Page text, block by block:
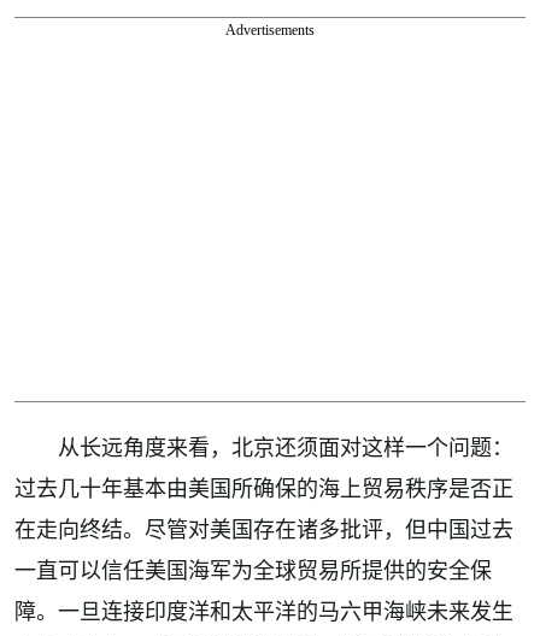
Advertisements
从长远角度来看，北京还须面对这样一个问题：
过去几十年基本由美国所确保的海上贸易秩序是否正
在走向终结。尽管对美国存在诸多批评，但中国过去
一直可以信任美国海军为全球贸易所提供的安全保
障。一旦连接印度洋和太平洋的马六甲海峡未来发生